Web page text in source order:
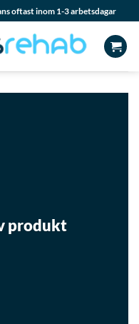
oftast inom 1-3 arbetsdagar
produkt